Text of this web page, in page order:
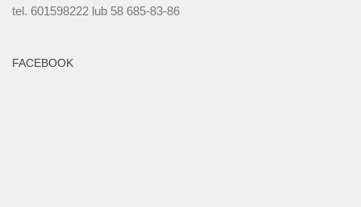
tel. 601598222 lub 58 685-83-86
FACEBOOK